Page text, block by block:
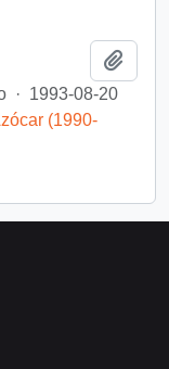
· 1993-08-20
(1990-